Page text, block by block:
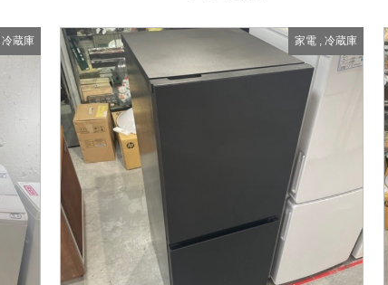
冷蔵庫 家電, 冷蔵庫